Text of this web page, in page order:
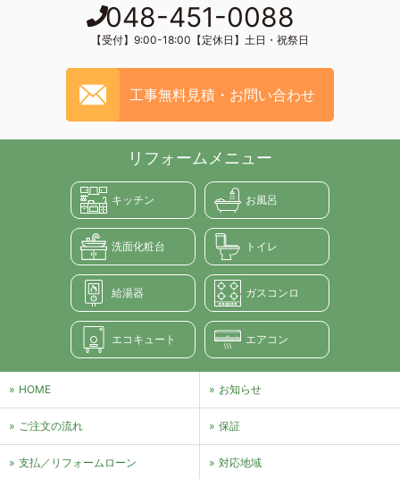
048-451-0088
【受付】9:00-18:00【定休日】土日・祝祭日
工事無料見積・お問い合わせ
リフォームメニュー
キッチン お風呂
洗面化粧台 トイレ
給湯器 ガスコンロ
エコキュート エアコン
HOME お知らせ
ご注文の流れ 保証
支払／リフォームローン 対応地域